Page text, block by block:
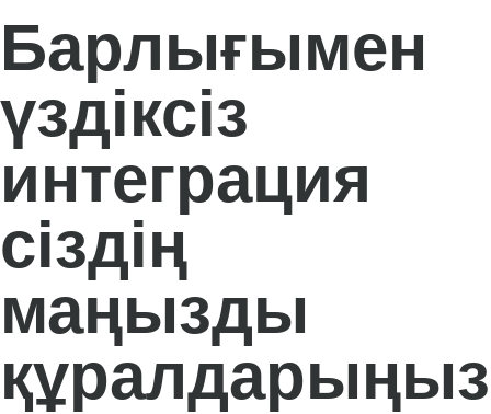
Барлығымен
үздіксіз
интеграция
сіздің
маңызды
құралдарыңыз